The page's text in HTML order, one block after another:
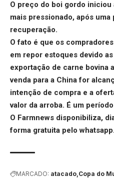
O preço do boi gordo iniciou
mais pressionado, após
recuperação.
O fato é que os
em repor estoques devido
exportação de carne bovina
venda para a China for
intenção de compra e a
valor da arroba. É um
O Farmnews disponibiliza,
forma gratuita pelo whatsapp.
MARCADO: atacado Copa do